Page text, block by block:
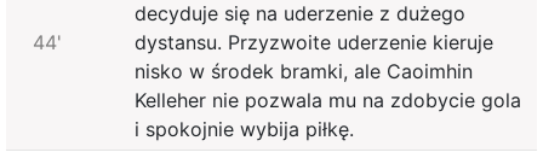
44'
decyduje się na uderzenie z dużego
dystansu. Przyzwoite uderzenie kieruje
nisko w środek bramki, ale Caoimhin
Kelleher nie pozwala mu na zdobycie gola
i spokojnie wybija piłkę.